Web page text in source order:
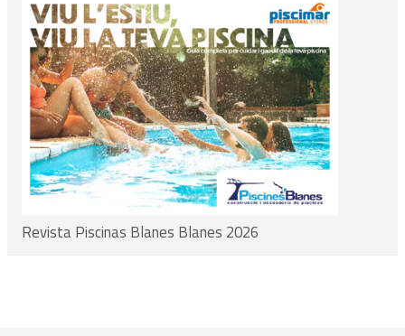
Revista Piscinas Blanes Blanes 2026